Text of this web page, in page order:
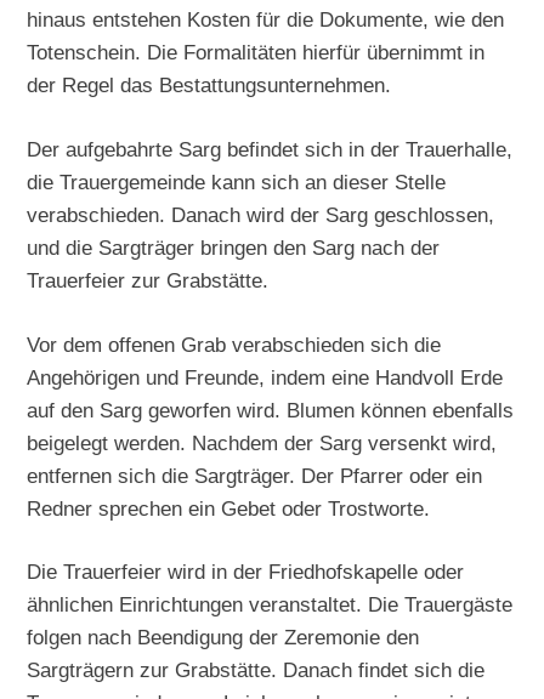
hinaus entstehen Kosten für die Dokumente, wie den
Totenschein. Die Formalitäten hierfür übernimmt in
der Regel das Bestattungsunternehmen.
Der aufgebahrte Sarg befindet sich in der Trauerhalle,
die Trauergemeinde kann sich an dieser Stelle
verabschieden. Danach wird der Sarg geschlossen,
und die Sargträger bringen den Sarg nach der
Trauerfeier zur Grabstätte.
Vor dem offenen Grab verabschieden sich die
Angehörigen und Freunde, indem eine Handvoll Erde
auf den Sarg geworfen wird. Blumen können ebenfalls
beigelegt werden. Nachdem der Sarg versenkt wird,
entfernen sich die Sargträger. Der Pfarrer oder ein
Redner sprechen ein Gebet oder Trostworte.
Die Trauerfeier wird in der Friedhofskapelle oder
ähnlichen Einrichtungen veranstaltet. Die Trauergäste
folgen nach Beendigung der Zeremonie den
Sargträgern zur Grabstätte. Danach findet sich die